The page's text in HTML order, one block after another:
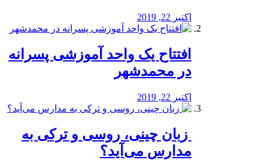
اکتبر 22, 2019
افتتاح یک واحد آموزشی پسرانه
در محمدشهر
اکتبر 22, 2019
️ زبان چینی، روسی و ترکی به
مدارس می‌آید؟